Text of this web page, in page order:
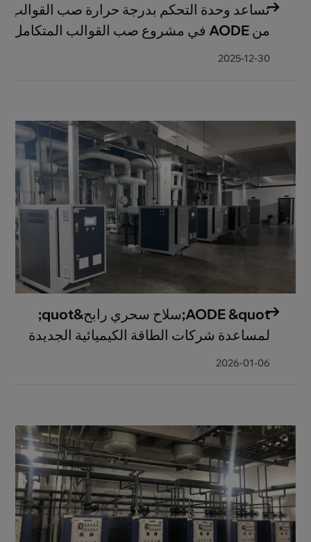
تساعد وحدة التحكم بدرجة حرارة صب القوالب
من AODE في مشروع صب القوالب المتكامل
لعلامة تجارية محلية للسيارات بسعة 9000 طن
2025-12-30
AODE &quot;سلاح سحري رابح&quot;
لمساعدة شركات الطاقة الكيميائية الجديدة
على تحسين الجودة والكفاءة
2026-01-06